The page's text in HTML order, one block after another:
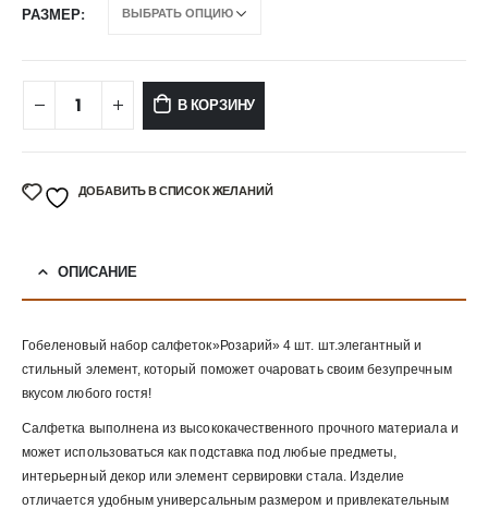
РАЗМЕР
В КОРЗИНУ
ДОБАВИТЬ В СПИСОК ЖЕЛАНИЙ
ОПИСАНИЕ
Гобеленовый набор салфеток»Розарий» 4 шт. шт.элегантный и
стильный элемент, который поможет очаровать своим безупречным
вкусом любого гостя!
Салфетка выполнена из высококачественного прочного материала и
может использоваться как подставка под любые предметы,
интерьерный декор или элемент сервировки стала. Изделие
отличается удобным универсальным размером и привлекательным